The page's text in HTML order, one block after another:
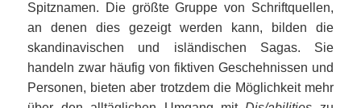
Spitznamen. Die größte Gruppe von Schriftquellen,
an denen dies gezeigt werden kann, bilden die
skandinavischen und isländischen Sagas. Sie
handeln zwar häufig von fiktiven Geschehnissen und
Personen, bieten aber trotzdem die Möglichkeit mehr